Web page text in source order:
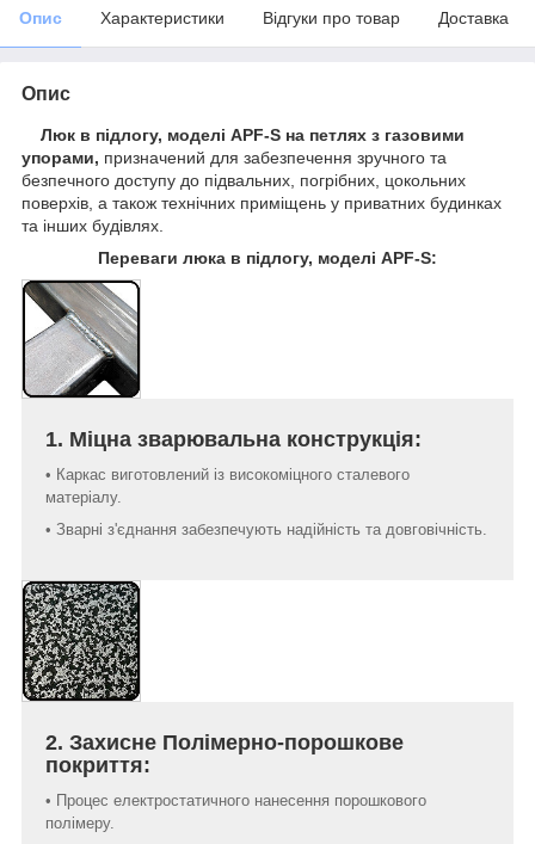
Опис Характеристики Відгуки про товар Доставка
Опис
Люк в підлогу, моделі APF-S на петлях з газовими
упорами, призначений для забезпечення зручного та
безпечного доступу до підвальних, погрібних, цокольних
поверхів, а також технічних приміщень у приватних будинках
та інших будівлях.
Переваги люка в підлогу, моделі APF-S:
1. Міцна зварювальна конструкція:
• Каркас виготовлений із високоміцного сталевого
матеріалу.
• Зварні з'єднання забезпечують надійність та довговічність.
2. Захисне Полімерно-порошкове
покриття:
• Процес електростатичного нанесення порошкового
полімеру.